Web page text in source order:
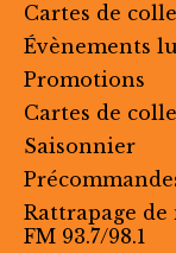
Cartes de
Évènements
Promotions
Cartes de
Saisonnier
Rattrapage
FM 93.7/98.1